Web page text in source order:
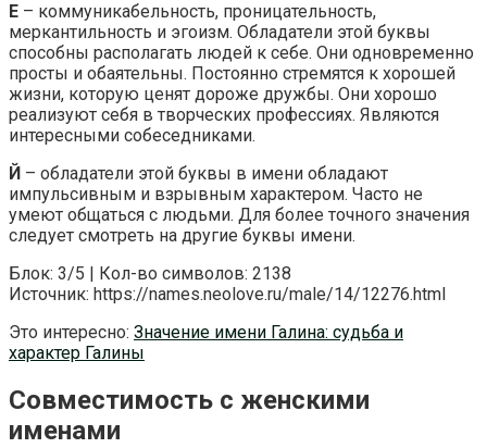
Е – коммуникабельность, проницательность,
меркантильность и эгоизм. Обладатели этой буквы
способны располагать людей к себе. Они одновременно
просты и обаятельны. Постоянно стремятся к хорошей
жизни, которую ценят дороже дружбы. Они хорошо
реализуют себя в творческих профессиях. Являются
интересными собеседниками.
Й – обладатели этой буквы в имени обладают
импульсивным и взрывным характером. Часто не
умеют общаться с людьми. Для более точного значения
следует смотреть на другие буквы имени.
Блок: 3/5 | Кол-во символов: 2138
Источник: https://names.neolove.ru/male/14/12276.html
Это интересно: Значение имени Галина: судьба и
характер Галины
Совместимость с женскими
именами